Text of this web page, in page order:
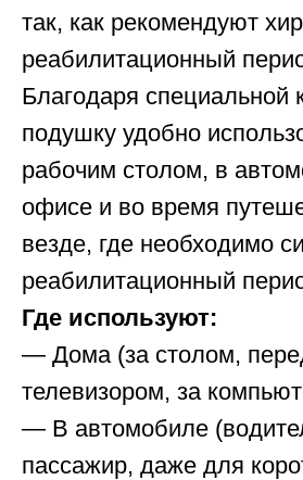
так, как рекомендуют
реабилитационный
Благодаря специальной
подушку удобно
рабочим столом, в
офисе и во время
везде, где необходимо
реабилитационный
Где используют:
— Дома (за столом,
телевизором, за
— В автомобиле
пассажир, даже для